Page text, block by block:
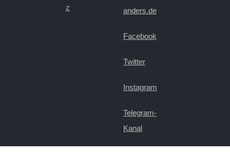
z
anders.de
Facebook
Twitter
Instagram
Telegram-
Kanal